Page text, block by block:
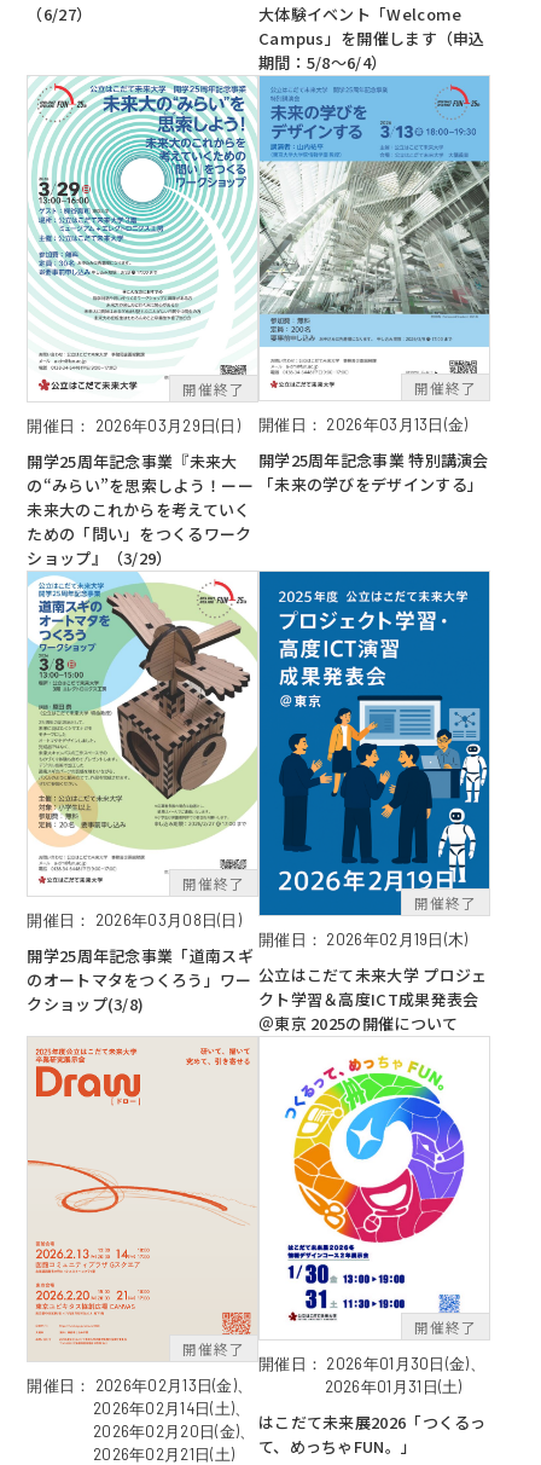
（6/27）
大体験イベント「Welcome
Campus」を開催します（申込
期間：5/8～6/4）
開催日： 2026年03月29日(日)
開学25周年記念事業『未来大
の“みらい”を思索しよう！ーー
未来大のこれからを考えていく
ための「問い」をつくるワーク
ショップ』（3/29）
開催日： 2026年03月13日(金)
開学25周年記念事業 特別講演会
「未来の学びをデザインする」
開催日： 2026年03月08日(日)
開学25周年記念事業「道南スギ
のオートマタをつくろう」ワー
クショップ(3/8)
開催日： 2026年02月19日(木)
公立はこだて未来大学 プロジェ
クト学習＆高度ICT成果発表会
＠東京 2025の開催について
開催日：
2026年02月13日(金)、
2026年02月14日(土)、
2026年02月20日(金)、
2026年02月21日(土)
開催日： 2026年01月30日(金)、
2026年01月31日(土)
はこだて未来展2026「つくるっ
て、めっちゃFUN。」